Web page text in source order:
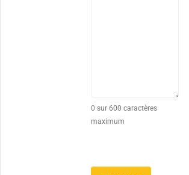
0 sur 600 caractères
maximum